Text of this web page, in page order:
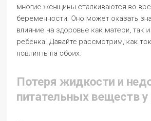
многие женщины сталкиваются во
беременности. Оно может оказать
влияние на здоровье как матери, так
ребенка. Давайте рассмотрим, как
повлиять на обоих.
Потеря жидкости и
питательных веществ у